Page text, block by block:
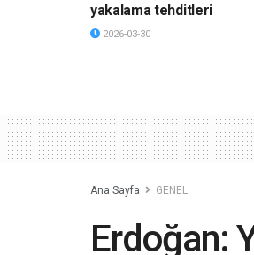
yakalama tehditleri
2026-03-30
Ana Sayfa GENEL
Erdoğan: